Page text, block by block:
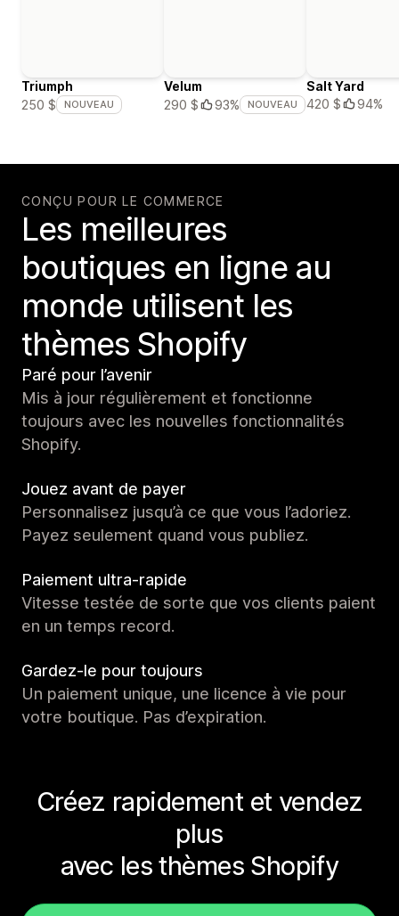
Triumph
250 $
NOUVEAU
Velum
290 $
93% NOUVEAU
Salt Yard
420 $
94%
CONÇU POUR LE COMMERCE
Les meilleures
boutiques en ligne au
monde utilisent les
thèmes Shopify
Paré pour l’avenir
Mis à jour régulièrement et fonctionne
toujours avec les nouvelles fonctionnalités
Shopify.
Jouez avant de payer
Personnalisez jusqu’à ce que vous l’adoriez.
Payez seulement quand vous publiez.
Paiement ultra-rapide
Vitesse testée de sorte que vos clients paient
en un temps record.
Gardez-le pour toujours
Un paiement unique, une licence à vie pour
votre boutique. Pas d’expiration.
Créez rapidement et vendez
plus
avec les thèmes Shopify